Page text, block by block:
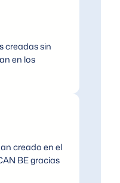
creadas sin
en los
creado en el
BE gracias